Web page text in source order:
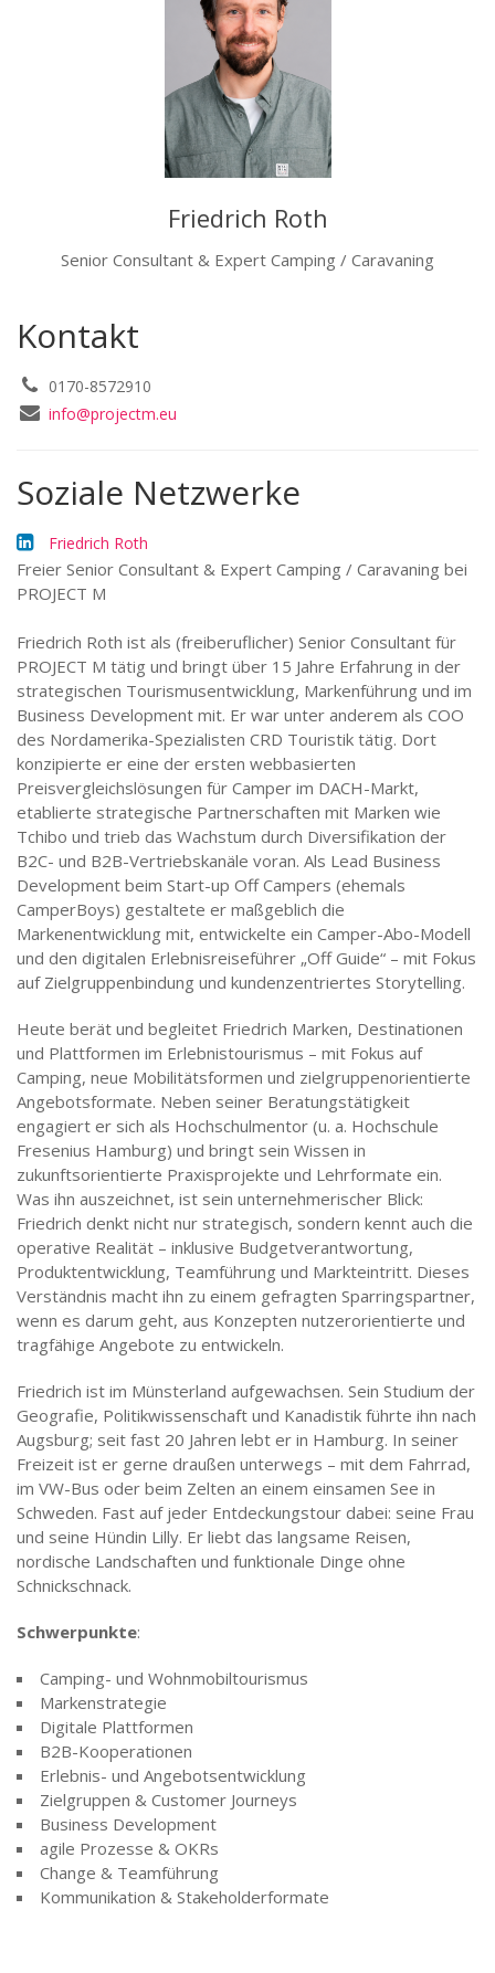
Friedrich Roth
Senior Consultant & Expert Camping / Caravaning
Kontakt
0170-8572910
info@projectm.eu
Soziale Netzwerke
Friedrich Roth
Freier Senior Consultant & Expert Camping / Caravaning bei
PROJECT M
Friedrich Roth ist als (freiberuflicher) Senior Consultant für
PROJECT M tätig und bringt über 15 Jahre Erfahrung in der
strategischen Tourismusentwicklung, Markenführung und im
Business Development mit. Er war unter anderem als COO
des Nordamerika-Spezialisten CRD Touristik tätig. Dort
konzipierte er eine der ersten webbasierten
Preisvergleichslösungen für Camper im DACH-Markt,
etablierte strategische Partnerschaften mit Marken wie
Tchibo und trieb das Wachstum durch Diversifikation der
B2C- und B2B-Vertriebskanäle voran. Als Lead Business
Development beim Start-up Off Campers (ehemals
CamperBoys) gestaltete er maßgeblich die
Markenentwicklung mit, entwickelte ein Camper-Abo-Modell
und den digitalen Erlebnisreiseführer „Off Guide“ – mit Fokus
auf Zielgruppenbindung und kundenzentriertes Storytelling.
Heute berät und begleitet Friedrich Marken, Destinationen
und Plattformen im Erlebnistourismus – mit Fokus auf
Camping, neue Mobilitätsformen und zielgruppenorientierte
Angebotsformate. Neben seiner Beratungstätigkeit
engagiert er sich als Hochschulmentor (u. a. Hochschule
Fresenius Hamburg) und bringt sein Wissen in
zukunftsorientierte Praxisprojekte und Lehrformate ein.
Was ihn auszeichnet, ist sein unternehmerischer Blick:
Friedrich denkt nicht nur strategisch, sondern kennt auch die
operative Realität – inklusive Budgetverantwortung,
Produktentwicklung, Teamführung und Markteintritt. Dieses
Verständnis macht ihn zu einem gefragten Sparringspartner,
wenn es darum geht, aus Konzepten nutzerorientierte und
tragfähige Angebote zu entwickeln.
Friedrich ist im Münsterland aufgewachsen. Sein Studium der
Geografie, Politikwissenschaft und Kanadistik führte ihn nach
Augsburg; seit fast 20 Jahren lebt er in Hamburg. In seiner
Freizeit ist er gerne draußen unterwegs – mit dem Fahrrad,
im VW-Bus oder beim Zelten an einem einsamen See in
Schweden. Fast auf jeder Entdeckungstour dabei: seine Frau
und seine Hündin Lilly. Er liebt das langsame Reisen,
nordische Landschaften und funktionale Dinge ohne
Schnickschnack.
Schwerpunkte:
Camping- und Wohnmobiltourismus
Markenstrategie
Digitale Plattformen
B2B-Kooperationen
Erlebnis- und Angebotsentwicklung
Zielgruppen & Customer Journeys
Business Development
agile Prozesse & OKRs
Change & Teamführung
Kommunikation & Stakeholderformate